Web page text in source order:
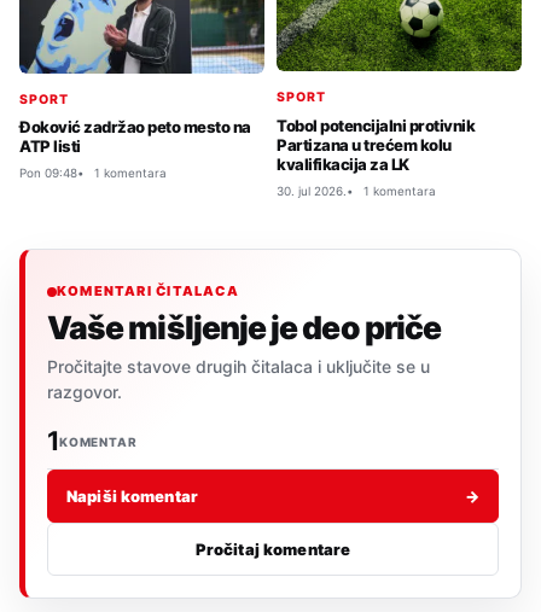
SPORT
Đoković zadržao peto mesto na
ATP listi
Pon 09:48 1 komentara
SPORT
Tobol potencijalni protivnik
Partizana u trećem kolu
kvalifikacija za LK
30. jul 2026. 1 komentara
KOMENTARI ČITALACA
Vaše mišljenje je deo priče
Pročitajte stavove drugih čitalaca i uključite se u
razgovor.
1KOMENTAR
Napiši komentar →
Pročitaj komentare